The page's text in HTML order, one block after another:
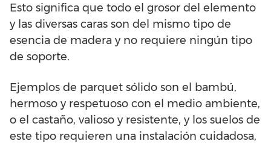
Esto significa que todo el grosor del elemento
y las diversas caras son del mismo tipo de
esencia de madera y no requiere ningún tipo
de soporte.
Ejemplos de parquet sólido son el bambú,
hermoso y respetuoso con el medio ambiente,
o el castaño, valioso y resistente, y los suelos de
este tipo requieren una instalación cuidadosa,